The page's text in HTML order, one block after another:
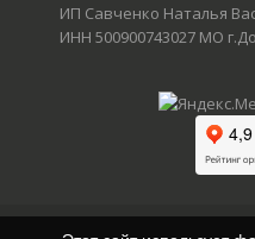
ИП Савченко Наталья
ИНН 500900743027 МО